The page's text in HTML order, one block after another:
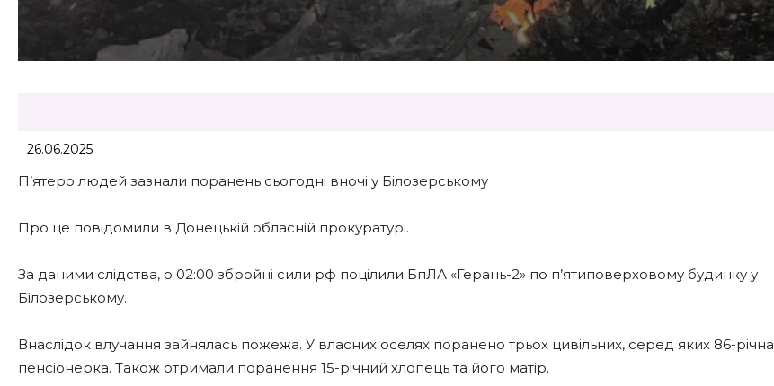
26.06.2025
П’ятеро людей зазнали поранень сьогодні вночі у Білозерському
Про це повідомили в Донецькій обласній прокуратурі.
За даними слідства, о 02:00 збройні сили рф поцілили БпЛА «Герань-2» по п’ятиповерховому будинку у
Білозерському.
Внаслідок влучання зайнялась пожежа. У власних оселях поранено трьох цивільних, серед яких 86-річна
пенсіонерка. Також отримали поранення 15-річний хлопець та його матір.